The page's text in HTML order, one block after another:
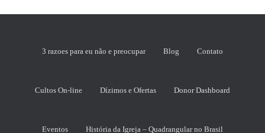
3 razoes para eu não e preocupar Blog Contato
Cultos On-line Dízimos e Ofertas Donor Dashboard
Eventos História da Igreja – Quadrangular no Brasil